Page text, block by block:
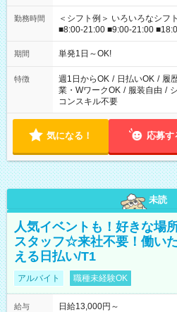
勤務時間
＜シフト例＞ いろいろなシフ
■8:00-21:00 ■9:00-21:00
期間 単発1日～OK!
特徴 週1日からOK / 日払いOK / 履
業・WワークOK / 服装自由 /
コンスキル不要
気になる！ 応募す
未読
人気イベントも！好きな場
スタッフ☆来社不要！働い
える日払い/T1
アルバイト 職種未経験OK
給与
日給13,000円～